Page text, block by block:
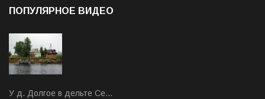
ПОПУЛЯРНОЕ ВИДЕО
У д. Долгое в дельте Се…